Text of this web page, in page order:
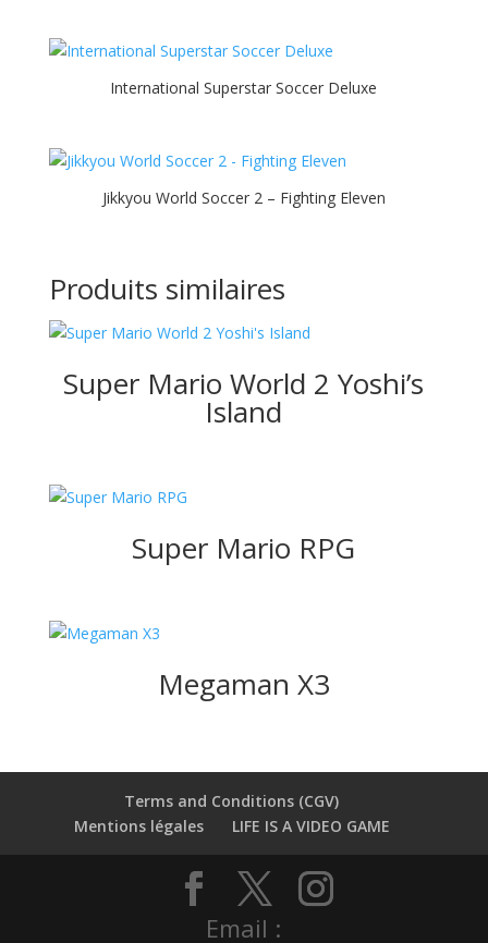
International Superstar Soccer Deluxe
Jikkyou World Soccer 2 – Fighting Eleven
Produits similaires
Super Mario World 2 Yoshi’s
Island
Super Mario RPG
Megaman X3
Terms and Conditions (CGV)
Mentions légales
LIFE IS A VIDEO GAME
Email :